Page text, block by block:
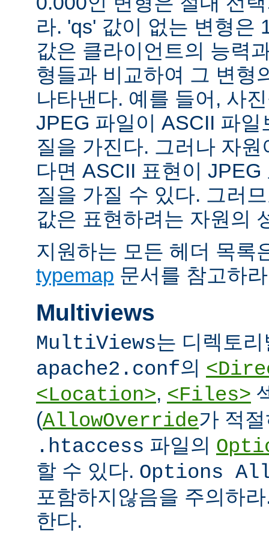
라. 'qs' 값이 없는 변형은
값은 클라이언트의 능력
형들과 비교하여 그 변형
나타낸다. 예를 들어, 사
JPEG 파일이 ASCII 파
질을 가진다. 그러나 자
다면 ASCII 표현이
질을 가질 수 있다. 그러
값은 표현하려는 자원의
지원하는 모든 헤더 목록
typemap 문서를 참고하
Multiviews
MultiViews는 디렉토
apache2.conf의
<Location>, <Files>
(AllowOverride가 적
.htaccess 파일의
할 수 있다. Options
포함하지않음을 주의하
한다.